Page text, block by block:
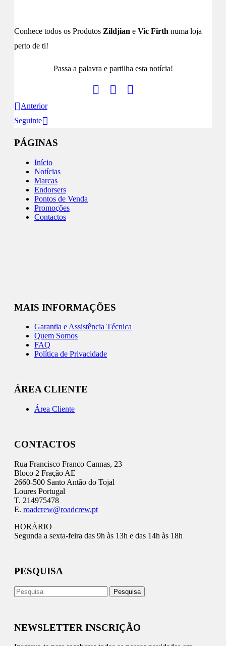
Conhece todos os Produtos Zildjian e Vic Firth numa loja
perto de ti!
Passa a palavra e partilha esta notícia!
Anterior
Seguinte
PÁGINAS
Início
Notícias
Marcas
Endorsers
Pontos de Venda
Promoções
Contactos
MAIS INFORMAÇÕES
Garantia e Assistência Técnica
Quem Somos
FAQ
Política de Privacidade
ÁREA CLIENTE
Área Cliente
CONTACTOS
Rua Francisco Franco Cannas, 23
Bloco 2 Fração AE
2660-500 Santo Antão do Tojal
Loures Portugal
T. 214975478
E. roadcrew@roadcrew.pt
HORÁRIO
Segunda a sexta-feira das 9h às 13h e das 14h às 18h
PESQUISA
NEWSLETTER INSCRIÇÃO